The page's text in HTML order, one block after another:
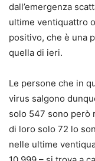
dall’emergenza
ultime ventiquattro
positivo, che è una
quella di ieri.
Le persone che in
virus salgono
solo 547 sono però
di loro solo 72 lo
nelle ultime